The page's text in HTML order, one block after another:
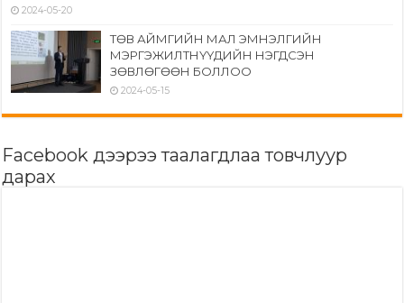
2024-05-20
ТӨВ АЙМГИЙН МАЛ ЭМНЭЛГИЙН
МЭРГЭЖИЛТНҮҮДИЙН НЭГДСЭН
ЗӨВЛӨГӨӨН БОЛЛОО
2024-05-15
Facebook дээрээ таалагдлаа товчлуур
дарах